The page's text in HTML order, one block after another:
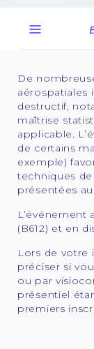
De
aérospatiales
destructif,
maîtrise
applicable.
de certains
exemple)
techniques
présentées
L’événement
(B612) et en
Lors de votre
préciser si
ou par
présentiel
premiers